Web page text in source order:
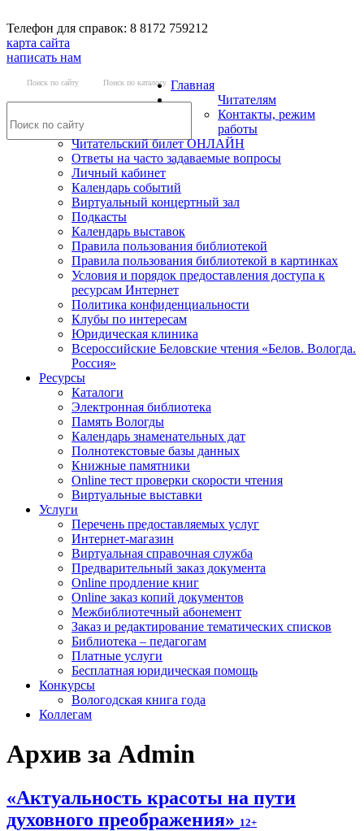
Телефон для справок: 8 8172 759212
карта сайта
написать нам
Поиск по сайту Поиск по каталогу Главная
Читателям
Контакты, режим
работы
Читательский билет ОНЛАЙН
Ответы на часто задаваемые вопросы
Личный кабинет
Календарь событий
Виртуальный концертный зал
Подкасты
Календарь выставок
Правила пользования библиотекой
Правила пользования библиотекой в картинках
Условия и порядок предоставления доступа к
ресурсам Интернет
Политика конфиденциальности
Клубы по интересам
Юридическая клиника
Всероссийские Беловские чтения «Белов. Вологда.
Россия»
Ресурсы
Каталоги
Электронная библиотека
Память Вологды
Календарь знаменательных дат
Полнотекстовые базы данных
Книжные памятники
Online тест проверки скорости чтения
Виртуальные выставки
Услуги
Перечень предоставляемых услуг
Интернет-магазин
Виртуальная справочная служба
Предварительный заказ документа
Online продление книг
Online заказ копий документов
Межбиблиотечный абонемент
Заказ и редактирование тематических списков
Библиотека – педагогам
Платные услуги
Бесплатная юридическая помощь
Конкурсы
Вологодская книга года
Коллегам
Архив за Admin
«Актуальность красоты на пути
духовного преображения» 12+